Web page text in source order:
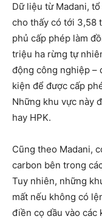
Dữ liệu từ Madani,
cho thấy có tới 3,58
phủ cấp phép làm
triệu ha rừng tự
động công nghiệp –
kiện để được cấp
Những khu vực này
hay HPK.
Cũng theo Madani,
carbon bên trong
Tuy nhiên, những
mất nếu không có
điền cọ dầu vào các